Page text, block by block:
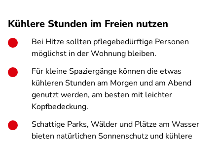
Kühlere Stunden im Freien nutzen
Bei Hitze sollten pflegebedürftige Personen
möglichst in der Wohnung bleiben.
Für kleine Spaziergänge können die etwas
kühleren Stunden am Morgen und am Abend
genutzt werden, am besten mit leichter
Kopfbedeckung.
Schattige Parks, Wälder und Plätze am Wasser
bieten natürlichen Sonnenschutz und kühlere